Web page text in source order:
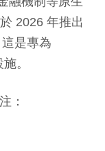
2026 年推出
是專為
。
：